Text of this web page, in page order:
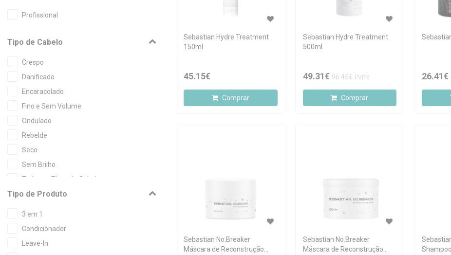
Profissional
Tipo de Cabelo
Crespo
Danificado
Encaracolado
Fino e Sem Volume
Ondulado
Rebelde
Seco
Sem Brilho
Todos os Tipos de Cabelo
Tipo de Produto
3 em 1
Condicionador
Leave-In
Sebastian Hydre Treatment
150ml
45.15€
Comprar
Sebastian Hydre Treatment
500ml
49.31€ 96.45€ PVPR
Comprar
26.41€
Sebastian No.Breaker
Máscara de Reconstrução
Sebastian No.Breaker
Máscara de Reconstrução